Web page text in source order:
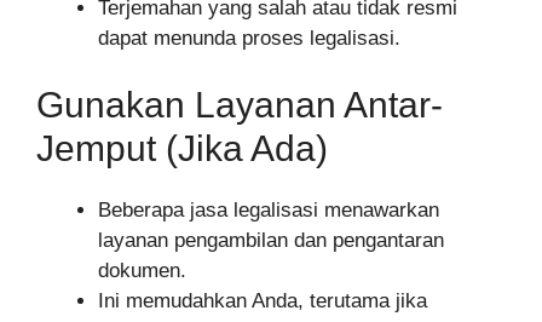
Terjemahan yang salah atau tidak resmi
dapat menunda proses legalisasi.
Gunakan Layanan Antar-
Jemput (Jika Ada)
Beberapa jasa legalisasi menawarkan
layanan pengambilan dan pengantaran
dokumen.
Ini memudahkan Anda, terutama jika